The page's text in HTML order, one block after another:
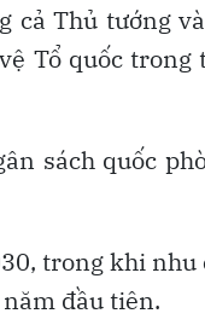
cả Thủ tướng
Tổ quốc trong
sách quốc
trong khi nhu
đầu tiên.